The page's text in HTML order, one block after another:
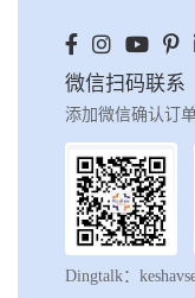
微信扫码联系
添加微信确认订
Dingtalk：